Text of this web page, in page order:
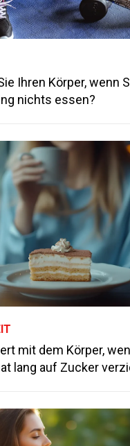
Ihren Körper, wenn
nichts essen?
mit dem Körper,
lang auf Zucker